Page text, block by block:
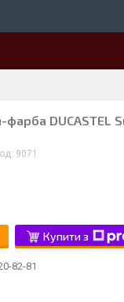
фарба
9071
Купити з
82-81